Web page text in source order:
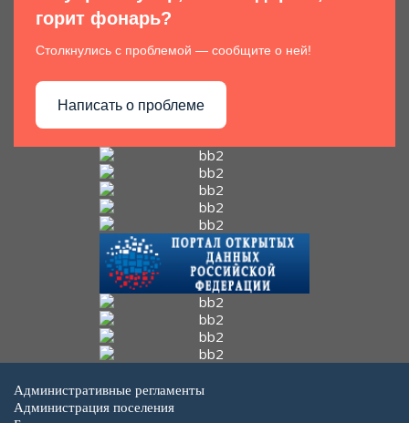
горит фонарь?
Столкнулись с проблемой — сообщите о ней!
Написать о проблеме
Административные регламенты
Администрация поселения